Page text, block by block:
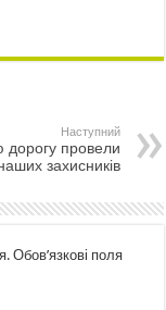
Наступний
дорогу провели
захисників
Обов’язкові поля